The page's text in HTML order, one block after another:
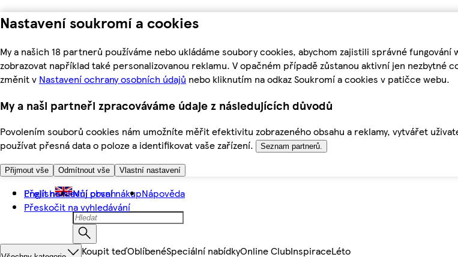
Nastavení soukromí a cookies
My a našich 18 partnerů používáme nebo ukládáme soubory cookies, abychom zajistili správné
zobrazovat například také personalizovanou reklamu. V opačném případě zůstanou aktivní jen
změnit v Nastavení ochrany osobních údajů nebo kliknutím na odkaz Soukromí a cookies v patičce webu.
My a naši partneři zpracováváme údaje z následujících důvodů
Povolením souborů cookies nám umožníte měřit efektivitu zobrazeného obsahu a reklamy, vytvářet
používat přesná data o poloze a identifikovat vaše zařízení.
Seznam partnerů.
Přijmout vše Odmítnout vše Vlastní nastavení
Přejít na hlavní obsah
Přeskočit na vyhledávání
English Můj první nákupNápověda
Koupit teďOblíbenéSpeciální nabídkyOnline ClubInspiraceLéto